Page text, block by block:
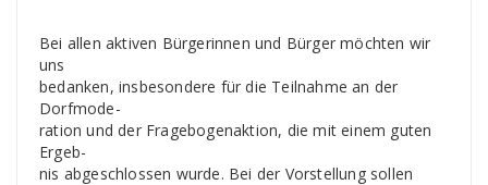
Bei allen aktiven Bürgerinnen und Bürger möchten wir
uns
bedanken, insbesondere für die Teilnahme an der
Dorfmode-
ration und der Fragebogenaktion, die mit einem guten
Ergeb-
nis abgeschlossen wurde. Bei der Vorstellung sollen